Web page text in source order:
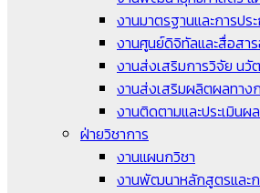
งานมาตรฐานและการป
งานศูนย์ดิจิทัลและสื่อสา
งานส่งเสริมการวิจัย นวั
งานส่งเสริมผลิตผลทาง
งานติดตามและประเมินผ
ฝ่ายวิชาการ
งานแผนกวิชา
งานพัฒนาหลักสูตรและก